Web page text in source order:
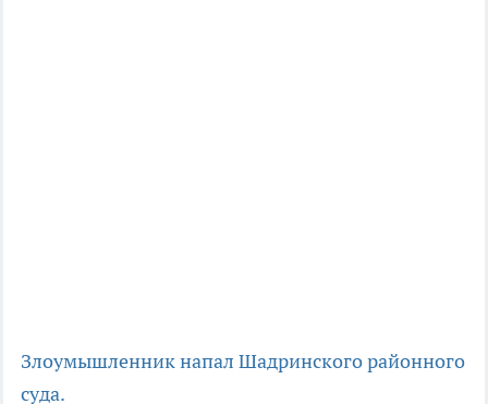
Злоумышленник напал Шадринского районного
суда.